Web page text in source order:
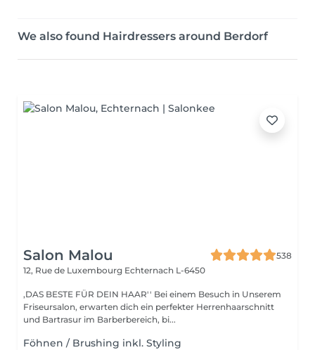
We also found Hairdressers around Berdorf
Salon Malou
538
12, Rue de Luxembourg Echternach L-6450
,DAS BESTE FÜR DEIN HAAR'' Bei einem Besuch in Unserem
Friseursalon, erwarten dich ein perfekter Herrenhaarschnitt
und Bartrasur im Barberbereich, bi...
Föhnen / Brushing inkl. Styling